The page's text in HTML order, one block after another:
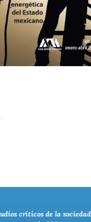
críticos de la sociedad